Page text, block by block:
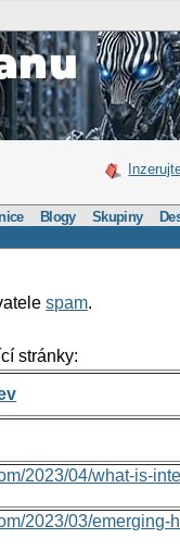
Blogy Skupiny
spam.
stránky:
2023/04/what-is-
2023/03/emerging-